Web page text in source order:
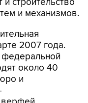
около 40
и